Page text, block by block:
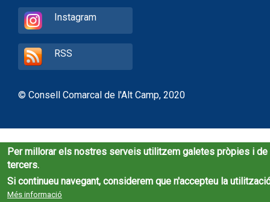
Instagram
RSS
© Consell Comarcal de l'Alt Camp, 2020
Per millorar els nostres serveis utilitzem galetes pròpies i de
tercers.
Si continueu navegant, considerem que n'accepteu la
Més informació